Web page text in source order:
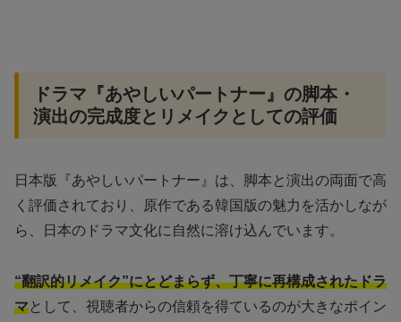
ドラマ『あやしいパートナー』の脚本・
演出の完成度とリメイクとしての評価
日本版『あやしいパートナー』は、脚本と演出の両面で高
く評価されており、原作である韓国版の魅力を活かしなが
ら、日本のドラマ文化に自然に溶け込んでいます。
“翻訳的リメイク”にとどまらず、丁寧に再構成されたドラ
マとして、視聴者からの信頼を得ているのが大きなポイン